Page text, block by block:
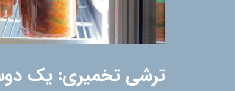
ترشی تخمیری: یک